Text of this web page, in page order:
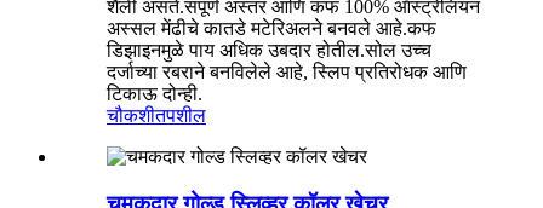
शैली असते.संपूर्ण अस्तर आणि कफ 100% ऑस्ट्रेलियन
अस्सल मेंढीचे कातडे मटेरिअलने बनवले आहे.कफ
डिझाइनमुळे पाय अधिक उबदार होतील.सोल उच्च
दर्जाच्या रबराने बनविलेले आहे, स्लिप प्रतिरोधक आणि
टिकाऊ दोन्ही.
चौकशीतपशील